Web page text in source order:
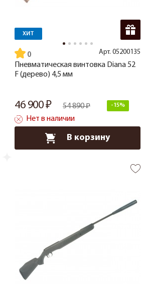
ХИТ
Арт. 05200135
Пневматическая винтовка Diana 52
F (дерево) 4,5 мм
46 900 54 890 -15%
Нет в наличии
В корзину